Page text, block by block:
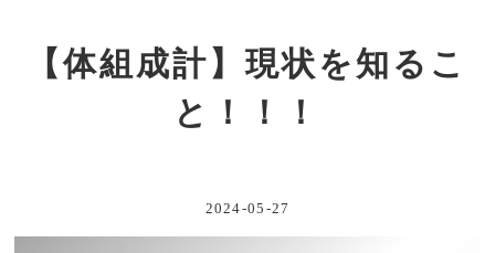
【体組成計】現状を知るこ
と！！！
2024-05-27